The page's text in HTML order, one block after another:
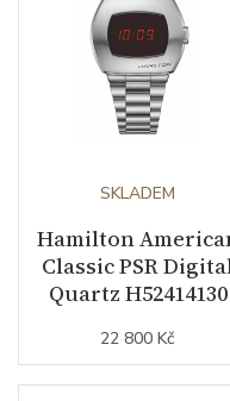
Datumovka
Sekundová ručka
Chronograf
Ochrana proti
magnetickému poli
SKLADEM
Hamilton
Classic PSR
Quartz H52414130
22 800 Kč